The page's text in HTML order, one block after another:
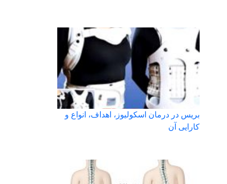
بریس در درمان اسکولیوز، اهداف، انواع و
کارایی آن